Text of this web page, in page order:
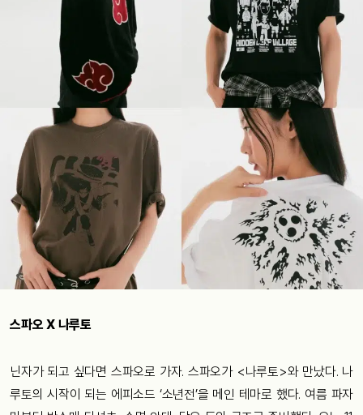
스파오 X 나루토
닌자가 되고 싶다면 스파오로 가자. 스파오가 <나루토>와 만났다. 나
루토의 시작이 되는 에피소드 ‘소년전’을 메인 테마로 했다. 여름 파자